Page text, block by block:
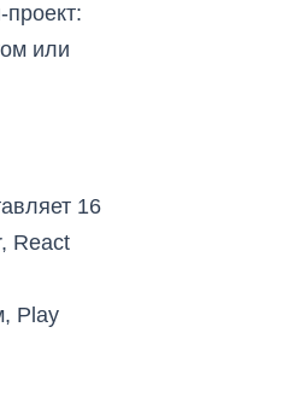
или
16
React
Play